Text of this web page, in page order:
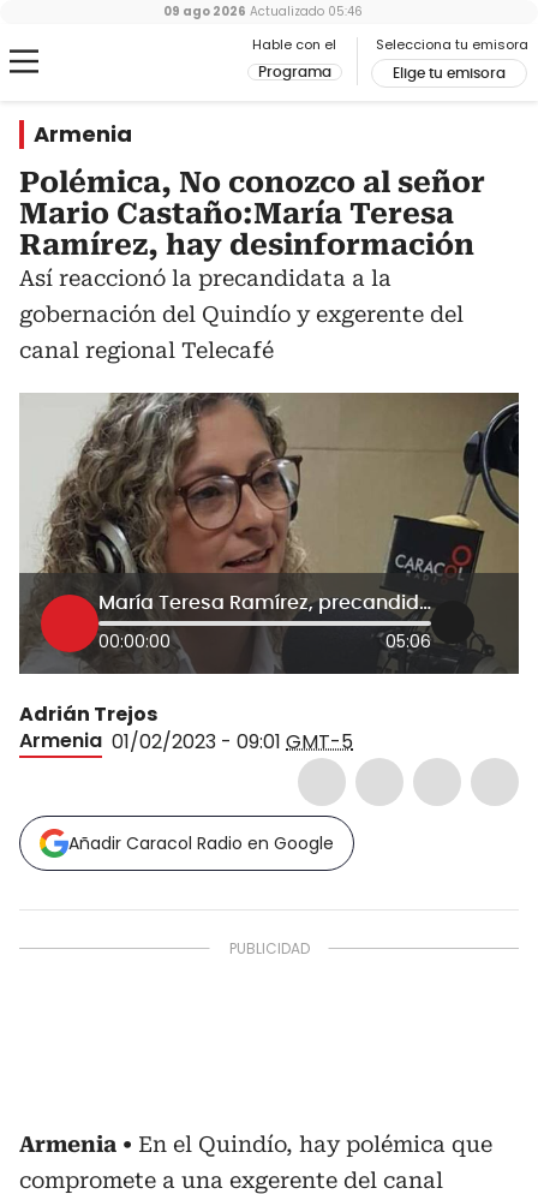
Hable con el
Programa
Selecciona tu emisora
Elige tu emisora
09 ago 2026 Actualizado 05:46
Armenia
Polémica, No conozco al señor
Mario Castaño:María Teresa
Ramírez, hay desinformación
Así reaccionó la precandidata a la
gobernación del Quindío y exgerente del
canal regional Telecafé
María Teresa Ramírez, precandidata gobernación Quindío
00:00:00 05:06
Adrián Trejos
Armenia 01/02/2023 - 09:01 GMT-5
Añadir Caracol Radio en Google
Armenia
En el Quindío, hay polémica que
compromete a una exgerente del canal